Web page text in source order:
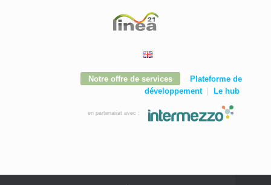
Notre offre de services
Plateforme de
développement | Le hub
en partenariat avec :